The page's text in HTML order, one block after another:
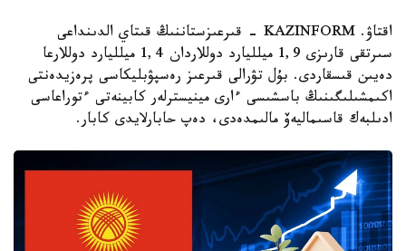
اقتاۋ. KAZINFORM - قىرعىزستاننىڭ قىتاي الدىنداعى
سىرتقى قارىزى 1,9 ميلليارد دوللاردان 1,4 ميلليارد دوللارعا
دەيىن قىسقاردى. بۇل تۋرالى قىرعىز رەسپۋبليكاسى پرەزيدەنتى
اكىمشىلىگىنىڭ باسشىسى ءارى مينيسترلەر كابينەتى ءتوراعاسى
ادىلبەك قاسىماليەۆ مالىمدەدى، دەپ حابارلايدى كابار.